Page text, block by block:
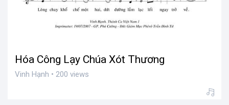
Hóa Công Lạy Chúa Xót Thương
Vinh Hạnh • 200 views